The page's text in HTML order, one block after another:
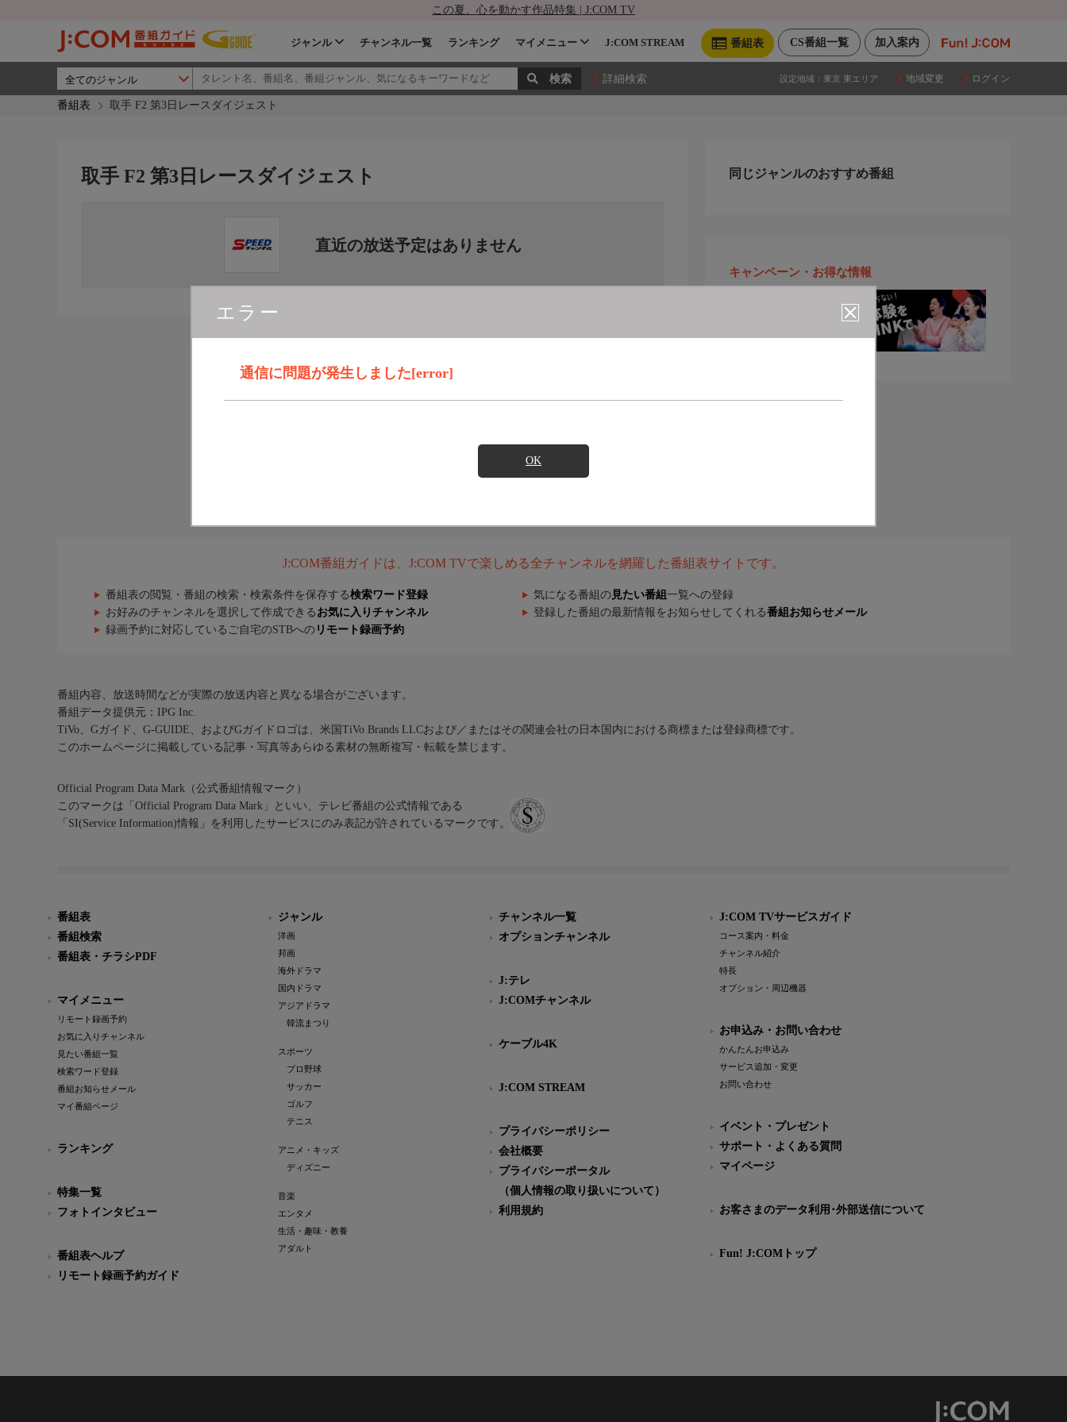
この夏、心を動かす作品特集 | J:COM TV
加入案内
CS番組一覧
番組表
ジャンル チャンネル一覧 ランキング マイメニュー J:COM STREAM
詳細検索 設定地域： 東京 東エリア 地域変更 ログイン
番組表 取手 F2 第3日レースダイジェスト
エラー
通信に問題が発生しました[error]
OK
取手 F2 第3日レースダイジェスト
直近の放送予定はありません
同じジャンルのおすすめ番組
キャンペーン・お得な情報
J:COM番組ガイドは、J:COM TVで楽しめる全チャンネルを網羅した番組表サイトです。
番組表の閲覧・番組の検索・検索条件を保存する検索ワード登録 気になる番組の 見たい番組 一覧への登録
お好みのチャンネルを選択して作成できる お気に入りチャンネル 登録した番組の最新情報をお知らせしてくれる番組お知らせメール
録画予約に対応しているご自宅のSTBへの リモート録画予約
番組内容、放送時間などが実際の放送内容と異なる場合がございます。
番組データ提供元：IPG Inc.
TiVo、Gガイド、G-GUIDE、およびGガイドロゴは、米国TiVo Brands LLCおよび／またはその関連会社の日本国内における商標または登録商標です。
このホームページに掲載している記事・写真等あらゆる素材の無断複写・転載を禁じます。
Official Program Data Mark（公式番組情報マーク）
このマークは「Official Program Data Mark」といい、テレビ番組の公式情報である
「SI(Service Information)情報」を利用したサービスにのみ表記が許されているマークです。
番組表
番組検索
番組表・チラシPDF
マイメニュー
リモート録画予約
お気に入りチャンネル
見たい番組一覧
検索ワード登録
番組お知らせメール
マイ番組ページ
ランキング
特集一覧
フォトインタビュー
番組表ヘルプ
リモート録画予約ガイド
ジャンル
洋画
邦画
海外ドラマ
国内ドラマ
アジアドラマ
韓流まつり
スポーツ
プロ野球
サッカー
ゴルフ
テニス
アニメ・キッズ
ディズニー
音楽
エンタメ
生活・趣味・教養
アダルト
チャンネル一覧
オプションチャンネル
J:テレ
J:COMチャンネル
ケーブル4K
J:COM STREAM
プライバシーポリシー
会社概要
プライバシーポータル
（個人情報の取り扱いについて）
利用規約
J:COM TVサービスガイド
コース案内・料金
チャンネル紹介
特長
オプション・周辺機器
お申込み・お問い合わせ
かんたんお申込み
サービス追加・変更
お問い合わせ
イベント・プレゼント
サポート・よくある質問
マイページ
お客さまのデータ利用･外部送信について
Fun! J:COMトップ